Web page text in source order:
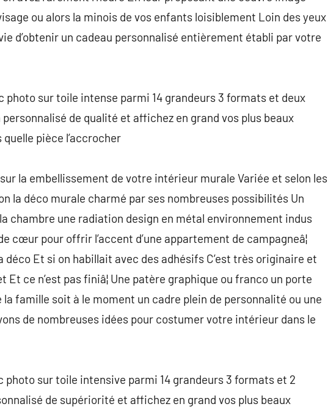
ou alors la minois de vos enfants loisiblement Loin des yeux
d’obtenir un cadeau personnalisé entièrement établi par votre
sur toile intense parmi 14 grandeurs 3 formats et deux
de qualité et affichez en grand vos plus beaux
pièce l’accrocher
la embellissement de votre intérieur murale Variée et selon les
la déco murale charmé par ses nombreuses possibilités Un
chambre une radiation design en métal environnement indus
cœur pour offrir l’accent d’une appartement de campagneâ¦
déco Et si on habillait avec des adhésifs C’est très originaire et
ce n’est pas finiâ¦ Une patère graphique ou franco un porte
famille soit à le moment un cadre plein de personnalité ou une
de nombreuses idées pour costumer votre intérieur dans le
sur toile intensive parmi 14 grandeurs 3 formats et 2
de supériorité et affichez en grand vos plus beaux